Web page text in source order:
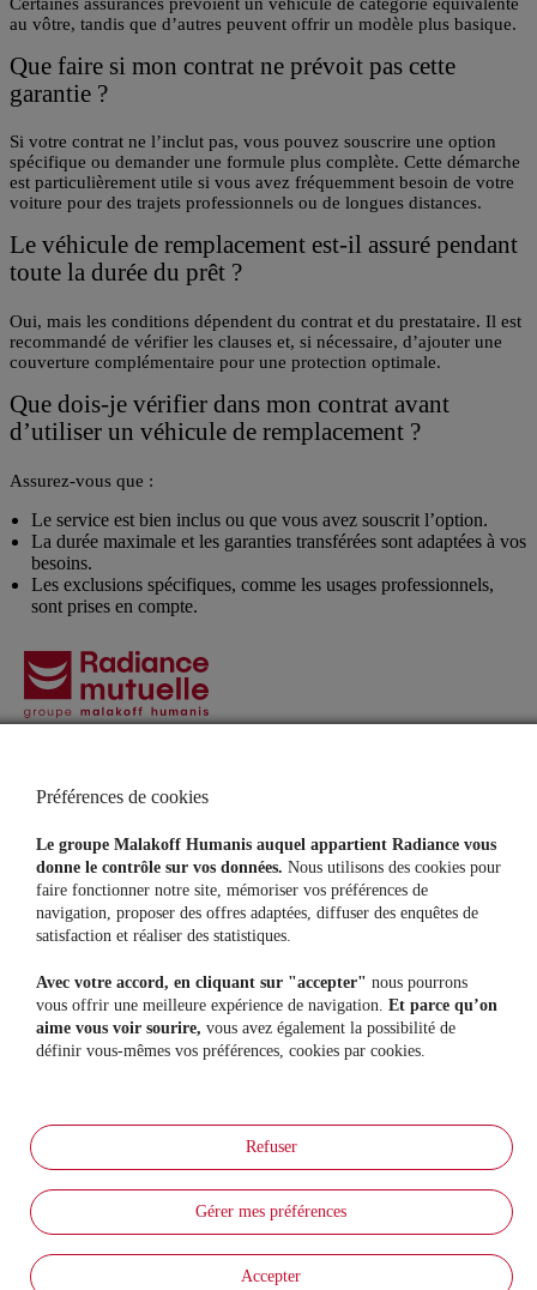
au vôtre, tandis que d’autres peuvent offrir un modèle plus basique.
Que faire si mon contrat ne prévoit pas cette
garantie ?
Si votre contrat ne l’inclut pas, vous pouvez souscrire une option
spécifique ou demander une formule plus complète. Cette démarche
est particulièrement utile si vous avez fréquemment besoin de votre
voiture pour des trajets professionnels ou de longues distances.
Le véhicule de remplacement est-il assuré pendant
toute la durée du prêt ?
Oui, mais les conditions dépendent du contrat et du prestataire. Il est
recommandé de vérifier les clauses et, si nécessaire, d’ajouter une
couverture complémentaire pour une protection optimale.
Que dois-je vérifier dans mon contrat avant
d’utiliser un véhicule de remplacement ?
Assurez-vous que :
Le service est bien inclus ou que vous avez souscrit l’option.
La durée maximale et les garanties transférées sont adaptées à vos
besoins.
Les exclusions spécifiques, comme les usages professionnels,
sont prises en compte.
Assurance Auto
Assurance Habitation
Mutuelle Santé
Prévoyance
Protection Juridique
Assurance Sports Loisirs
Mutuelle Santé Pro
Prévoyance Pro
Épargne Retraite Pro
Entreprises
Mutuelle Santé collective
Prévoyance Entreprise
Nous découvrir
Notre raison d'être
Notre gouvernance
Nos conseils
Aide & Services
Foire Aux Questions
Nos partenariats régionaux
Le Groupe Malakoff Humanis
Préférences de cookies
Le groupe Malakoff Humanis auquel appartient Radiance vous
donne le contrôle sur vos données. Nous utilisons des cookies pour
faire fonctionner notre site, mémoriser vos préférences de
navigation, proposer des offres adaptées, diffuser des enquêtes de
satisfaction et réaliser des statistiques.
Avec votre accord, en cliquant sur "accepter" nous pourrons
vous offrir une meilleure expérience de navigation. Et parce qu’on
aime vous voir sourire, vous avez également la possibilité de
définir vous-mêmes vos préférences, cookies par cookies.
Refuser
Gérer mes préférences
Accepter